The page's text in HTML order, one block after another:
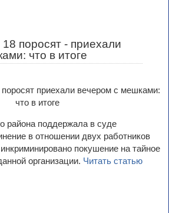
18 поросят - приехали
что в итоге
района поддержала в суде
в отношении двух работников
покушение на тайное
организации. Читать статью